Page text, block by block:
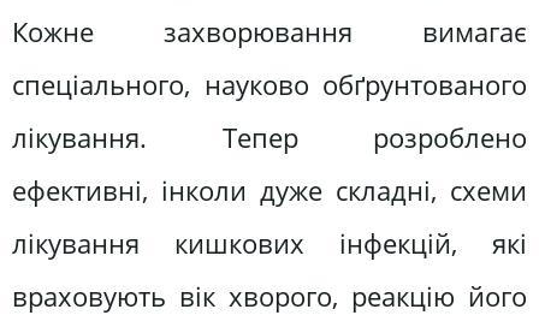
Кожне захворювання вимагає
спеціального, науково обґрунтованого
лікування. Тепер розроблено
ефективні, інколи дуже складні, схеми
лікування кишкових інфекцій, які
враховують вік хворого, реакцію його